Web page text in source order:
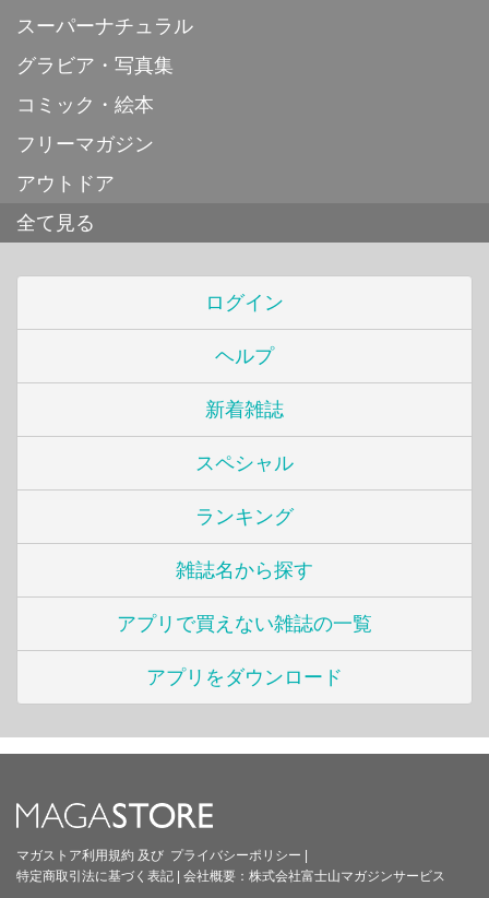
スーパーナチュラル
グラビア・写真集
コミック・絵本
フリーマガジン
アウトドア
全て見る
ログイン
ヘルプ
新着雑誌
スペシャル
ランキング
雑誌名から探す
アプリで買えない雑誌の一覧
アプリをダウンロード
マガストア利用規約 及び プライバシーポリシー |
特定商取引法に基づく表記 | 会社概要： 株式会社富士山マガジンサービス